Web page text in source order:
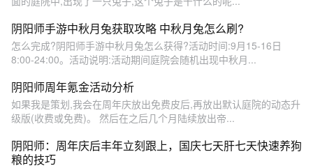
阴阳师手游中秋月兔获取攻略 中秋月兔怎么刷?
怎么完成?阴阳师手游中秋月兔怎么获得?活动时间:9月15-16日
8:00-24:00。活动说明:活动期间庭院会随机出现中秋月...
阴阳师周年氪金活动分析
如果我是策划,我会在周年庆放出免费皮后,再放出默认庭院的动态升
级版(收费或免费)。 然后在之后几个月陆续放出帝...
阴阳师：周年庆后丰年立刻跟上，国庆七天肝七天快速养狗
粮的技巧